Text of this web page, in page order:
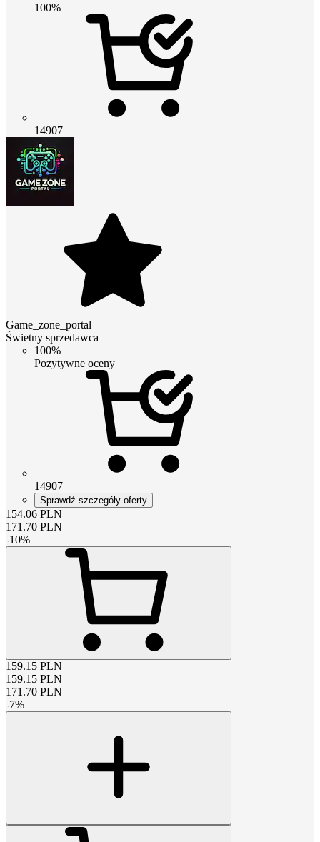
100%
14907
Game_zone_portal
Świetny sprzedawca
100%
Pozytywne oceny
14907
Sprawdź szczegóły oferty
154.06 PLN
171.70 PLN
-10%
159.15 PLN
159.15 PLN
171.70 PLN
-7%